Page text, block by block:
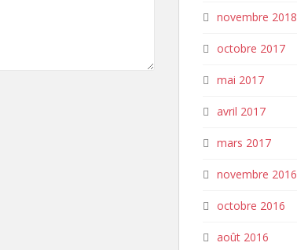
novembre 2018
octobre 2017
mai 2017
avril 2017
mars 2017
novembre 2016
octobre 2016
août 2016